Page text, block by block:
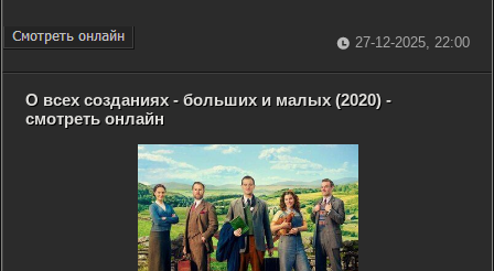
27-12-2025, 22:00
О всех созданиях - больших и малых (2020) -
смотреть онлайн